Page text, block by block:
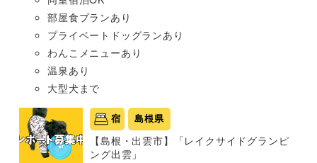
部屋食プランあり
プライベートドッグランあり
わんこメニューあり
温泉あり
大型犬まで
宿 島根県
【島根・出雲市】「レイクサイドグランピ
ング出雲」